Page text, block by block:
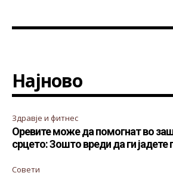
Најново
Здравје и фитнес
Оревите може да помогнат во
срцето: Зошто вреди да ги јадете
Совети